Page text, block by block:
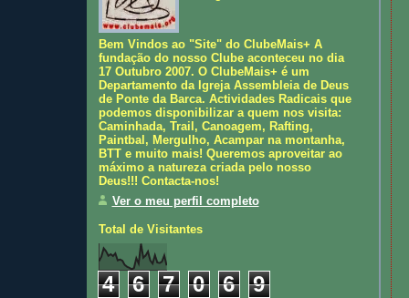
Bem Vindos ao "Site" do ClubeMais+ A
fundação do nosso Clube aconteceu no dia
17 Outubro 2007. O ClubeMais+ é um
Departamento da Igreja Assembleia de Deus
de Ponte da Barca. Actividades Radicais que
podemos disponibilizar a quem nos visita:
Caminhada, Trail, Canoagem, Rafting,
Paintbal, Mergulho, Acampar na montanha,
BTT e muito mais! Queremos aproveitar ao
máximo a natureza criada pelo nosso
Deus!!! Contacta-nos!
Ver o meu perfil completo
Total de Visitantes
4 6 7 0 6 9